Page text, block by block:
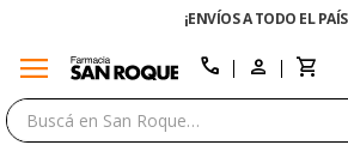
¡ENVÍOS A TODO EL
menu call
close